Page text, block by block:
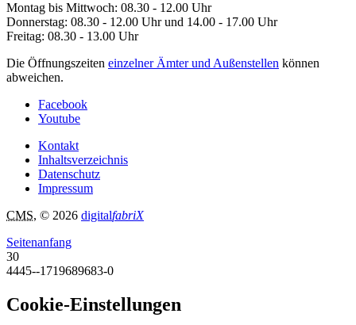
Montag bis Mittwoch: 08.30 - 12.00 Uhr
Donnerstag: 08.30 - 12.00 Uhr und 14.00 - 17.00 Uhr
Freitag: 08.30 - 13.00 Uhr
Die Öffnungszeiten einzelner Ämter und Außenstellen können
abweichen.
Facebook
Youtube
Kontakt
Inhaltsverzeichnis
Datenschutz
Impressum
CMS, © 2026 digitalfabriX
Seitenanfang
30
4445--1719689683-0
Cookie-Einstellungen